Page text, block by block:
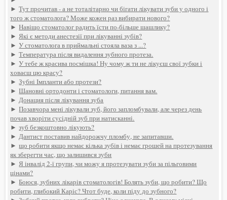
►Тут прочитав - а не тоталітарно чи бігати лікувати зуби у одного і
того ж стоматолога? Може кожен раз вибирати нового?
►Навіщо стоматолог радить їсти по-більше шашлику?
►Які є методи анестезії при лікуванні зубів?
►У стоматолога в приймальні стояла ваза з ...?
►Температура після видалення зубного протеза.
►У тебе ж красива посмішка! Ну чому ж ти не лікуєш свої зубки і
ховаєш цю красу?
►Зубні Імпланти або протези?
►Шановні ортодонти і стоматологи, питання вам.
►Донация після лікування зуба
►Позавчора мені лікували зуб, його запломбували, але через день
почав хворіти сусідній зуб при натисканні.
►зуб безкоштовно лікують?
►Дантист поставив найдорожчу пломбу, не запитавши.
►що робити якщо немає кілька зубів і немає грошей на протезування
як зберегти час, що залишився зуби
►Я інвалід 2-ї групи, чи можу я протезувати зуби за пільговими
цінами?
►Боюся, зубних лікарів стоматологів! Болять зуби, що робити? Що
робити, глибокий Каріс? Чтот буде, коли піду до зубного?